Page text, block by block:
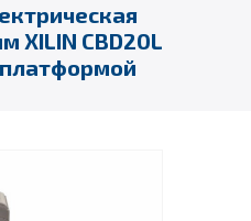
XILIN CBD20L